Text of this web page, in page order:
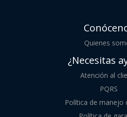
Quienes
¿Necesitas
Atención al
PQRS
Política de manejo